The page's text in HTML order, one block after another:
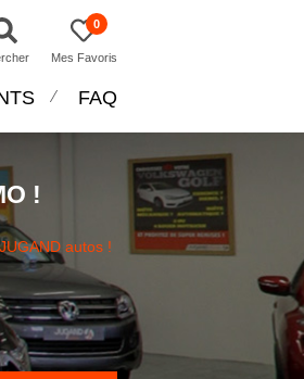
0
Mes Favoris
FAQ
!
autos !